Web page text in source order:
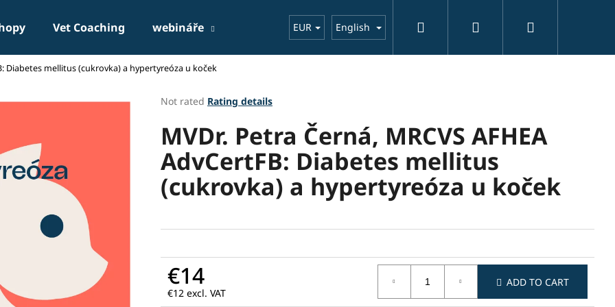
Vet Coaching webináře about us contact Aktuality
EUR English
Diabetes mellitus (cukrovka) a hypertyreóza u koček
The
product
rating
is
0,0
out
of
Not rated Rating details
MVDr. Petra Černá, MRCVS AFHEA
AdvCertFB: Diabetes mellitus
(cukrovka) a hypertyreóza u koček
€14
€12 excl. VAT
ADD TO CART
are you looking for?
SEARCH
We recommend